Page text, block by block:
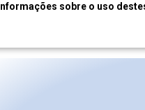
Informações sobre o uso